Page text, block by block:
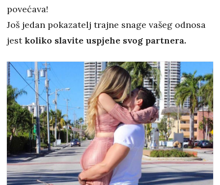
povećava!
Još jedan pokazatelj trajne snage vašeg odnosa
jestkoliko slavite uspjehe svog partnera.